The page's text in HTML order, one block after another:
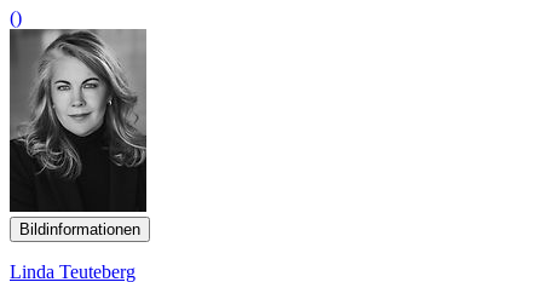
()
Bildinformationen
Linda Teuteberg